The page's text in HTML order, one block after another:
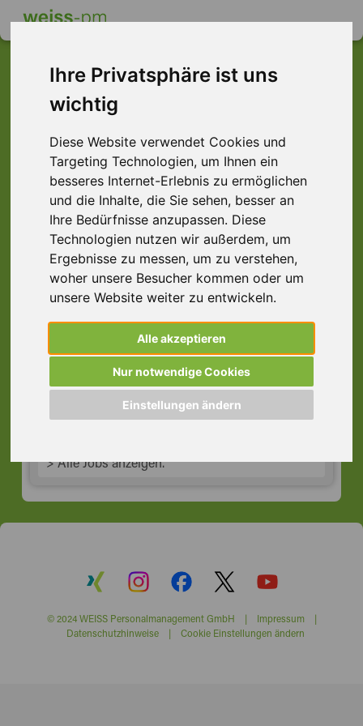
Ihre Privatsphäre ist uns
wichtig
Diese Website verwendet Cookies und
Targeting Technologien, um Ihnen ein
besseres Internet-Erlebnis zu ermöglichen
und die Inhalte, die Sie sehen, besser an
Ihre Bedürfnisse anzupassen. Diese
Technologien nutzen wir außerdem, um
Ergebnisse zu messen, um zu verstehen,
woher unsere Besucher kommen oder um
unsere Website weiter zu entwickeln.
Alle akzeptieren
Nur notwendige Cookies
Einstellungen ändern
Dieser Job ist leider
nicht mehr verfügbar ...
... aber vielleicht ist hier etwas dabei:
Bauleiter (m/w/d), Stuttgart
70173 Stuttgart
> Alle Jobs anzeigen.
© 2024 WEISS Personalmanagement GmbH | Impressum|
Datenschutzhinweise| Cookie Einstellungen ändern